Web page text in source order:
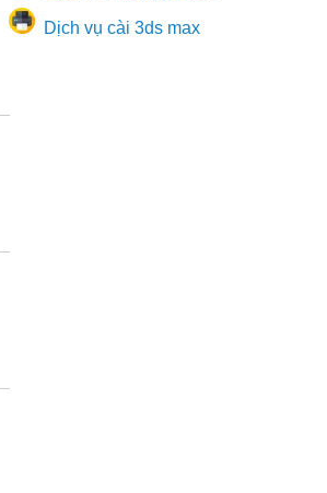
Dịch vụ cài 3ds max